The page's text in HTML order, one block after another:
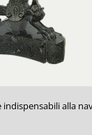
Risorgimento |
alla